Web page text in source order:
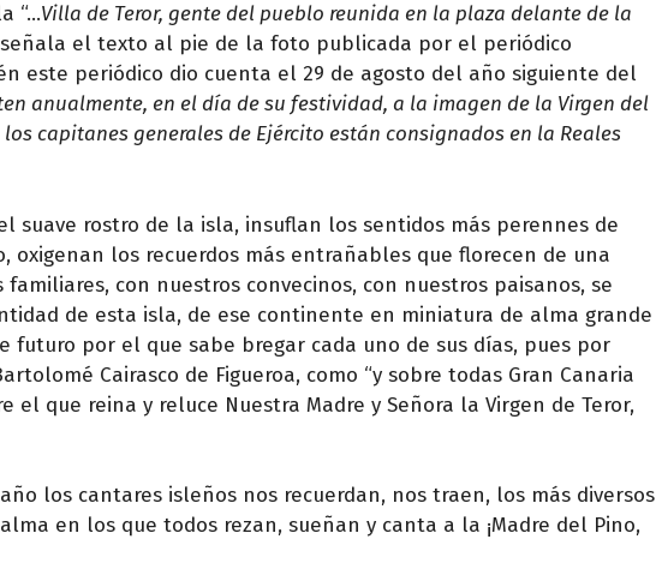
“…Villa de Teror, gente del pueblo reunida en la plaza delante de la
señala el texto al pie de la foto publicada por el periódico
este periódico dio cuenta el 29 de agosto del año siguiente del
anualmente, en el día de su festividad, a la imagen de la Virgen del
capitanes generales de Ejército están consignados en la Reales
suave rostro de la isla, insuflan los sentidos más perennes de
oxigenan los recuerdos más entrañables que florecen de una
con nuestros convecinos, con nuestros paisanos, se
de esta isla, de ese continente en miniatura de alma grande
futuro por el que sabe bregar cada uno de sus días, pues por
Cairasco de Figueroa, como “y sobre todas Gran Canaria
que reina y reluce Nuestra Madre y Señora la Virgen de Teror,
los cantares isleños nos recuerdan, nos traen, los más diversos
en los que todos rezan, sueñan y canta a la ¡Madre del Pino,